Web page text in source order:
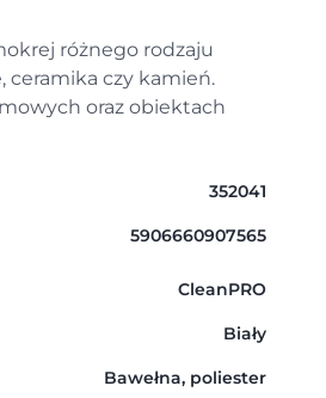
różnego rodzaju
ceramika czy kamień.
oraz obiektach
352041
5906660907565
CleanPRO
Biały
Bawełna, poliester